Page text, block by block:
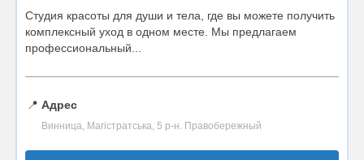
Студия красоты для души и тела, где вы можете получить
комплексный уход в одном месте. Мы предлагаем
профессиональный...
📍 Адрес
Винница, Магістратська, 5 р-н. Правобережный